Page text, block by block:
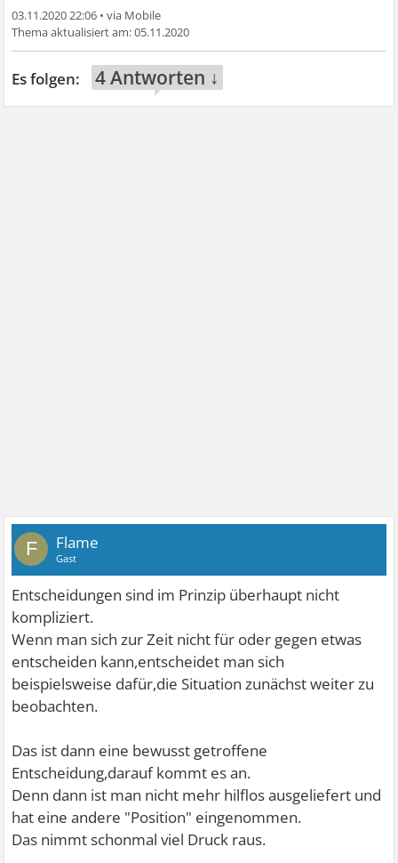
03.11.2020 22:06 •
05.11.2020
4 Antworten ↓
F Flame
Gast
Entscheidungen sind im Prinzip überhaupt nicht
kompliziert.
Wenn man sich zur Zeit nicht für oder gegen etwas
entscheiden kann,entscheidet man sich
beispielsweise dafür,die Situation zunächst weiter zu
beobachten.
Das ist dann eine bewusst getroffene
Entscheidung,darauf kommt es an.
Denn dann ist man nicht mehr hilflos ausgeliefert und
hat eine andere "Position" eingenommen.
Das nimmt schonmal viel Druck raus.